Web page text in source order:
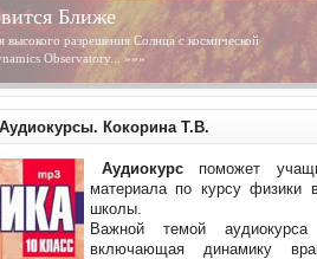
Ближе
разрешения Солнца с космической
Observatory...
»»»
Кокорина Т.В.
Аудиокурс поможет
материала по курсу физики
школы.
Важной темой
включающая динамику